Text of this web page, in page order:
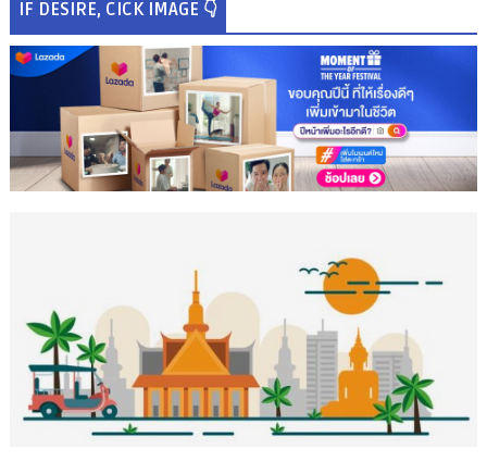
IF DESIRE, CICK IMAGE 👇